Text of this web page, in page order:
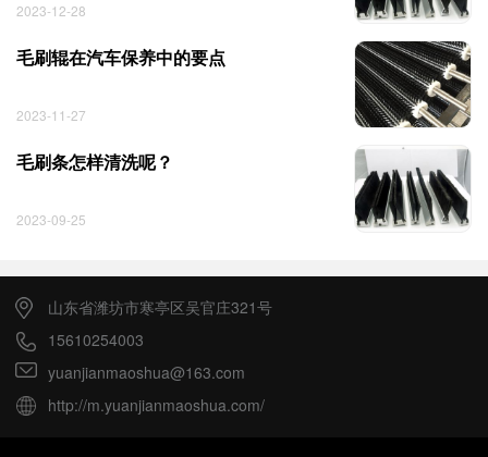
2023-12-28
毛刷辊在汽车保养中的要点
2023-11-27
毛刷条怎样清洗呢？
2023-09-25
山东省潍坊市寒亭区吴官庄321号
15610254003
yuanjianmaoshua@163.com
http://m.yuanjianmaoshua.com/